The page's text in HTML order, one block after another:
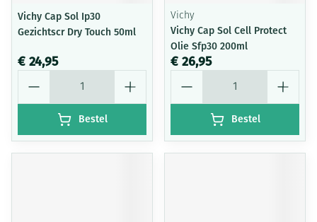
Vichy Cap Sol Ip30
Gezichtscr Dry Touch 50ml
€ 24,95
Bestel
Vichy
Vichy Cap Sol Cell Protect
Olie Sfp30 200ml
€ 26,95
Bestel